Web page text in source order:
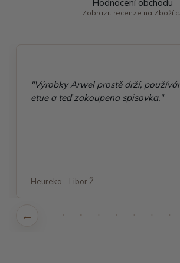
Hodnocení obchodu
Zobrazit recenze na
"Výrobky Arwel prostě drží,
etue a teď zakoupena spisovka."
Heureka - Libor Ž.